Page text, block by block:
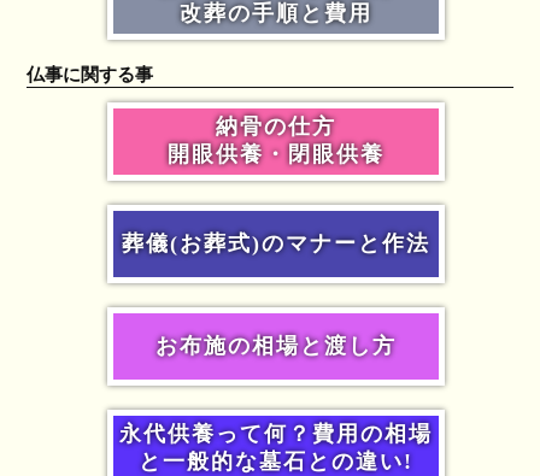
改葬の手順と費用
仏事に関する事
納骨の仕方
開眼供養・閉眼供養
葬儀(お葬式)のマナーと作法
お布施の相場と渡し方
永代供養って何？費用の相場
と一般的な墓石との違い!